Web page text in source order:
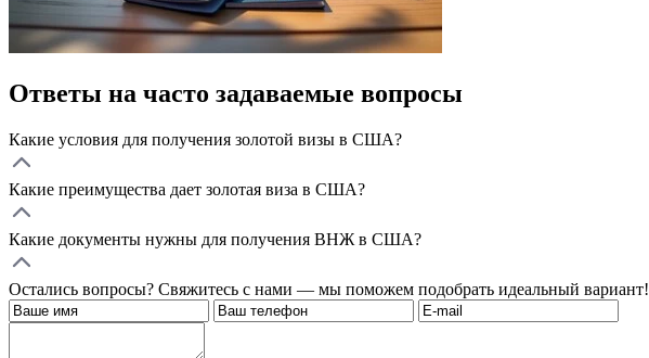
Ответы на часто задаваемые вопросы
Какие условия для получения золотой визы в США?
Какие преимущества дает золотая виза в США?
Какие документы нужны для получения ВНЖ в США?
Остались вопросы? Свяжитесь с нами — мы поможем подобрать идеальный вариант!